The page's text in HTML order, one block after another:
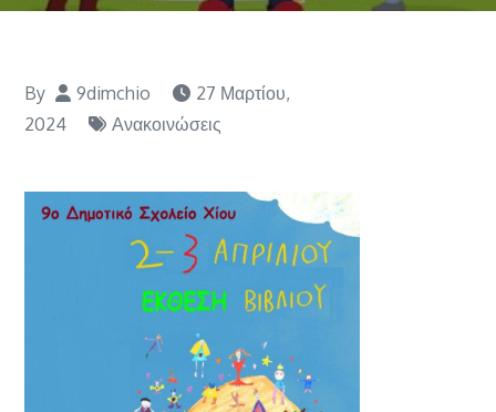
By 9dimchio
27 Μαρτίου,
2024
Ανακοινώσεις